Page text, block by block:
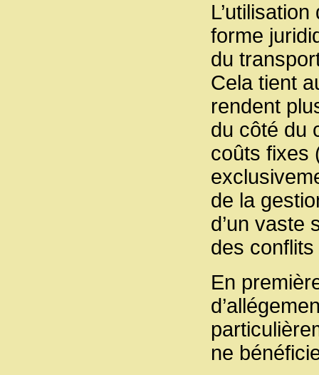
forme
du
Cela tient
rendent
du côté du
coûts fixes
de la
d’un vaste
des
En
ne